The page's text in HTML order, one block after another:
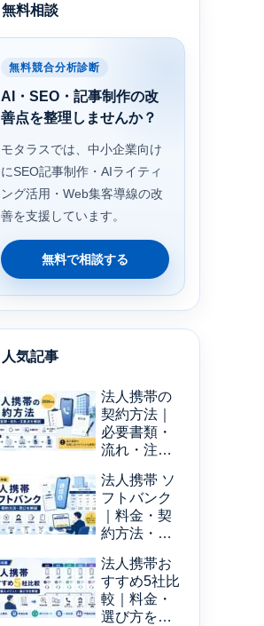
無料相談
無料競合分析診断
AI・SEO・記事制作の改
善点を整理しませんか？
モタラスでは、中小企業向け
にSEO記事制作・AIライティ
ング活用・Web集客導線の改
善を支援しています。
無料で相談する
人気記事
法人携帯の
契約方法｜
必要書類・
流れ・注意
【2026年
版】
法人携帯 ソ
フトバンク
｜料金・契
約方法・窓
【2026年
版】
法人携帯お
すすめ5社比
較｜料金・
選び方を解